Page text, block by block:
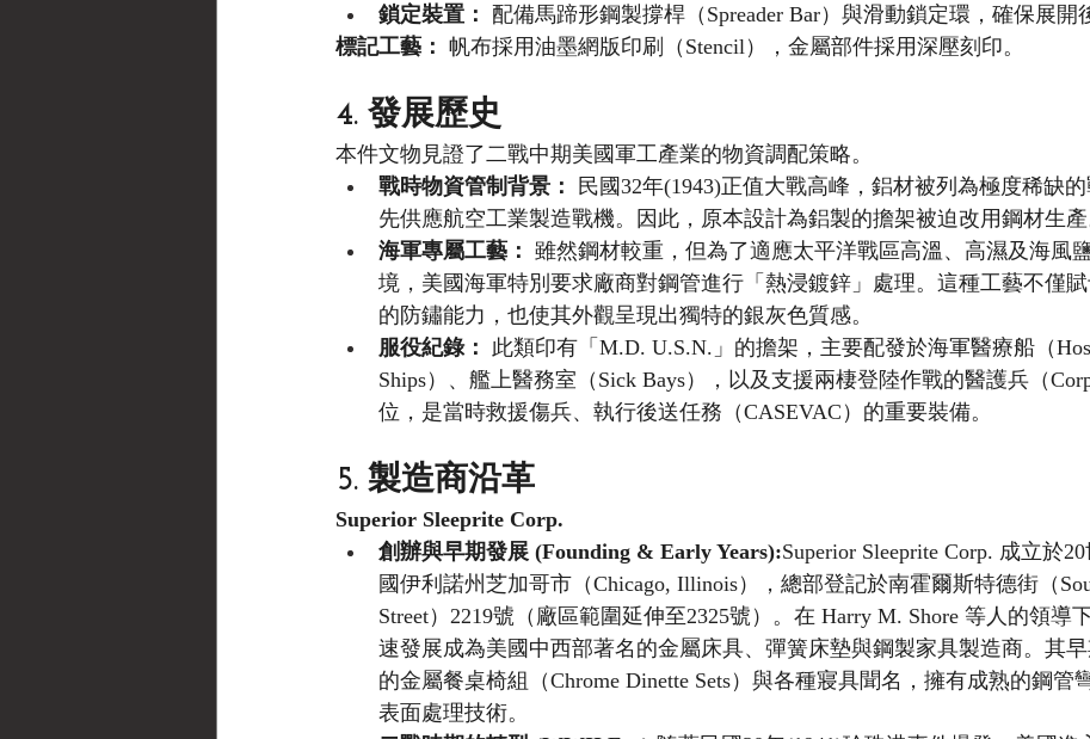
鎖定裝置： 配備馬蹄形鋼製撐桿（Spreader Bar）與滑動鎖定環，確保展開
標記工藝： 帆布採用油墨網版印刷（Stencil），金屬部件採用深壓刻印。
4. 發展歷史
本件文物見證了二戰中期美國軍工產業的物資調配策略。
戰時物資管制背景：
民國32年(1943)正值大戰高峰，鋁材被列為極度稀缺
先供應航空工業製造戰機。因此，原本設計為鋁製的擔架被迫改用鋼材生產
海軍專屬工藝： 雖然鋼材較重，但為了適應太平洋戰區高溫、高濕及海風
境，美國海軍特別要求廠商對鋼管進行「熱浸鍍鋅」處理。這種工藝不僅
的防鏽能力，也使其外觀呈現出獨特的銀灰色質感。
服役紀錄：
此類印有「M.D. U.S.N.」的擔架，主要配發於海軍醫療船（
Ships）、艦上醫務室（Sick Bays），以及支援兩棲登陸作戰的醫護兵（
位，是當時救援傷兵、執行後送任務（CASEVAC）的重要裝備。
5. 製造商沿革
Superior Sleeprite Corp.
創辦與早期發展 (Founding & Early Years):Superior Sleeprite Corp. 成立於
國伊利諾州芝加哥市（Chicago, Illinois），總部登記於南霍爾斯特德街（
Street）2219號（廠區範圍延伸至2325號）。在 Harry M. Shore 等人的領導
速發展成為美國中西部著名的金屬床具、彈簧床墊與鋼製家具製造商。其
的金屬餐桌椅組（Chrome Dinette Sets）與各種寢具聞名，擁有成熟的鋼管
表面處理技術。